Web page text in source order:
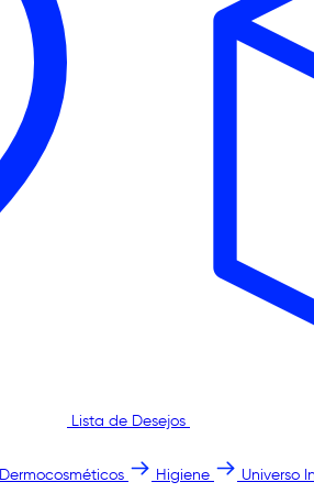
Lista de Desejos
Dermocosméticos Higiene Universo